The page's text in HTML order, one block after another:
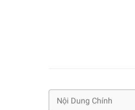
Nội Dung Chính